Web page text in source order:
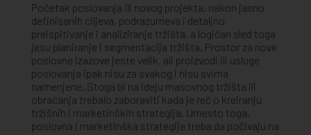
Početak poslovanja ili novog projekta, nakon jasno
definisanih ciljeva, podrazumeva i detaljno
preispitivanje i analiziranje tržišta, a logičan sled toga
jesu planiranje i segmentacija tržišta. Prostor za nove
poslovne izazove jeste velik, ali proizvodi ili usluge
poslovanja ipak nisu za svakog i nisu svima
namenjene. Stoga bi na ideju masovnog tržišta ili
obraćanja trebalo zaboraviti kada je reč o kreiranju
tržišnih i marketinških strategija. Umesto toga,
poslovna i marketinška strategija treba da počivaju na